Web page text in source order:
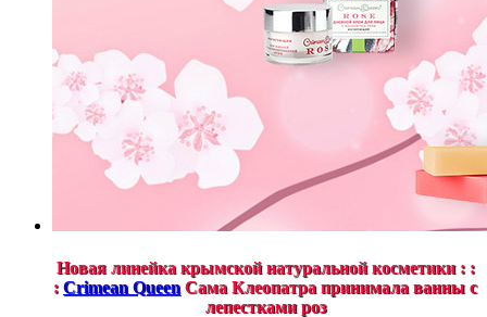
Новая линейка крымской натуральной косметики : :
: Crimean Queen Сама Клеопатра принимала ванны с
лепестками роз